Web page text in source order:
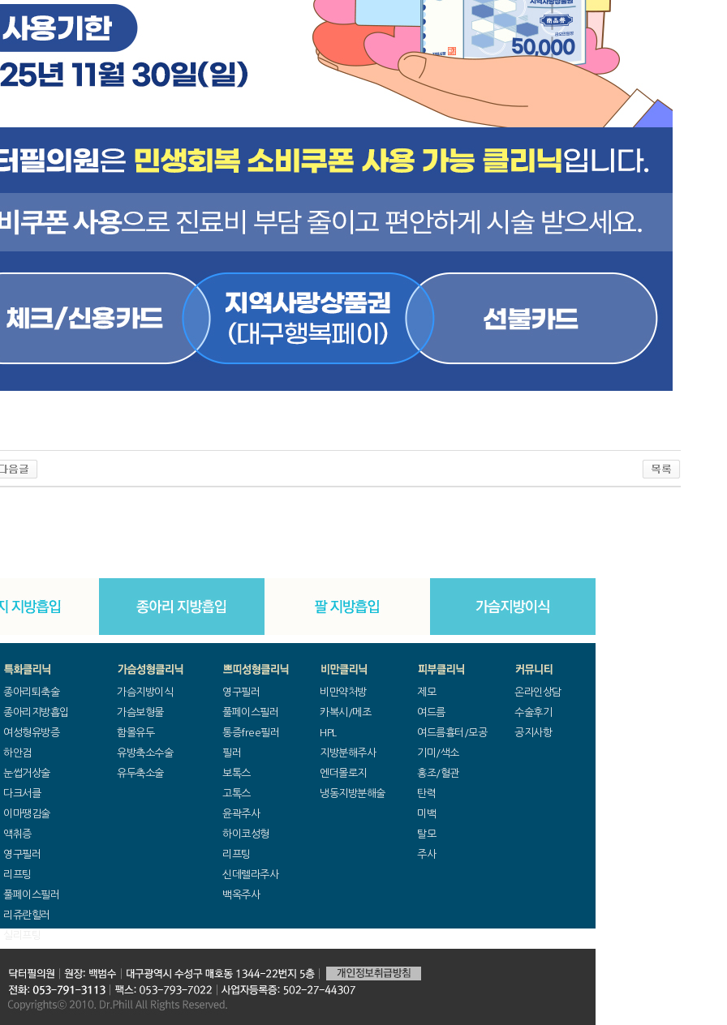
종아리퇴축술
종아리지방흡입
여성형유방증
하안검
눈썹거상술
다크서클
이마땡김술
액취증
영구필러
리프팅
풀페이스필러
리쥬란힐러
가슴지방이식
가슴보형물
함몰유두
유방축소수술
유두축소술
영구필러
풀페이스필러
통증free필러
필러
보톡스
고톡스
윤곽주사
하이코성형
리프팅
신데렐라주사
백옥주사
비만약처방
카복시/메조
HPL
지방분해주사
엔더몰로지
냉동지방분해술
제모
여드름
여드름흉터/모공
기미/색소
홍조/혈관
탄력
미백
탈모
주사
온라인상담
수술후기
공지사항